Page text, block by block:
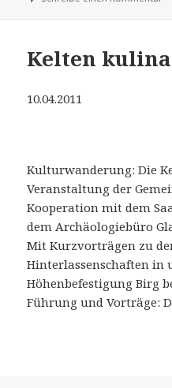
Kelten
10.04.2011
Kulturwanderung: Die
Veranstaltung der
Kooperation mit dem
dem Archäologiebüro
Mit Kurzvorträgen zu
Hinterlassenschaften in
Höhenbefestigung Birg
Führung und Vorträge: